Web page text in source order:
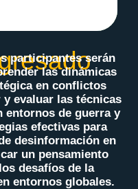
participantes serán
las dinámicas
en conflictos
evaluar las técnicas
entornos de guerra y
efectivas para
desinformación en
un pensamiento
desafíos de la
entornos globales.